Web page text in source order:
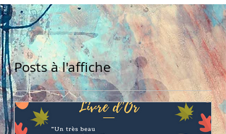
Posts à l'affiche